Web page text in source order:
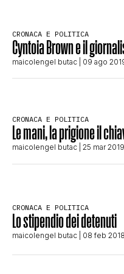
STORIA E
COMPLOTTI,
EDITORIALI
CRONACA E POLITICA
Cyntoia Brown e il
maicolengel butac | 09 ago
CRONACA E POLITICA
Le mani, la prigione il
maicolengel butac | 25 mar 2019
CRONACA E POLITICA
Lo stipendio dei detenuti
maicolengel butac | 08 feb 2018